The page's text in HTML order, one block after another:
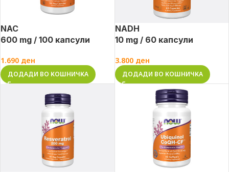
NAC
600 mg / 100 капсули
1.690 ден
ДОДАДИ ВО КОШНИЧКА
NADH
10 mg / 60 капсули
3.800 ден
ДОДАДИ ВО КОШНИЧКА